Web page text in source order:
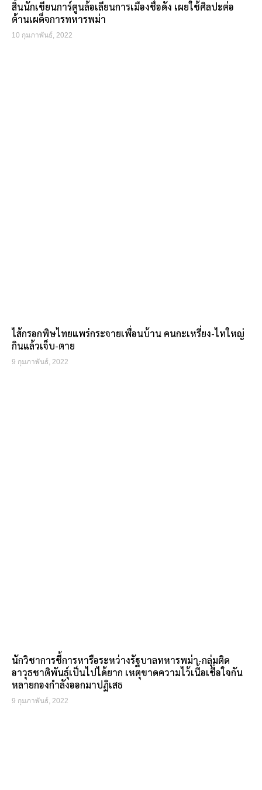
สิ้นนักเขียนการ์ตูนล้อเลียนการเมืองชื่อดัง เผยใช้ศิลปะต่อ
ต้านเผด็จการทหารพม่า
10 กุมภาพันธ์, 2022
ไส้กรอกพิษไทยแพร่กระจายเพื่อนบ้าน คนกะเหรี่ยง-ไทใหญ่
กินแล้วเจ็บ-ตาย
9 กุมภาพันธ์, 2022
นักวิชาการชี้การหารือระหว่างรัฐบาลทหารพม่า-กลุ่มติด
อาวุธชาติพันธุ์เป็นไปได้ยาก เหตุขาดความไว้เนื้อเชื่อใจกัน
หลายกองกำลังออกมาปฏิเสธ
9 กุมภาพันธ์, 2022